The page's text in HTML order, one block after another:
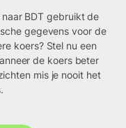
BDT gebruikt de
gegevens voor de
koers? Stel nu een
de koers beter
mis je nooit het